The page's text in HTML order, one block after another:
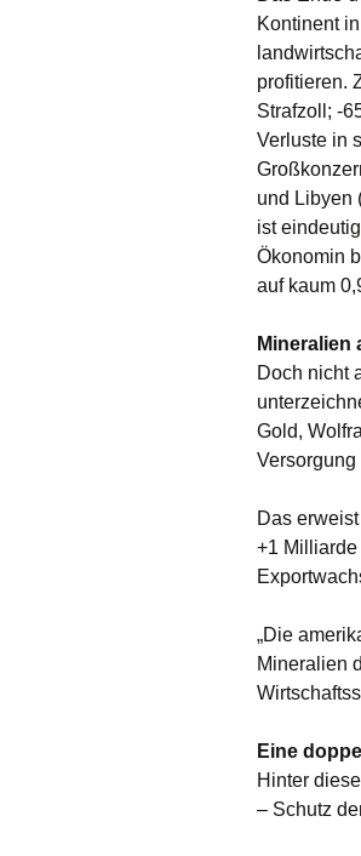
Kontinent
profitieren.
Strafzoll; -
Verluste in
und Libyen
ist
Ökonomin
auf kaum
Doch nicht
Gold,
Das
+1
„Die
Mineralien
Eine
Hinter
– Schutz